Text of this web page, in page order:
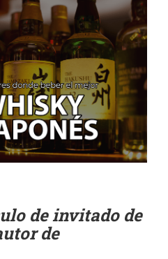
de invitado de
de